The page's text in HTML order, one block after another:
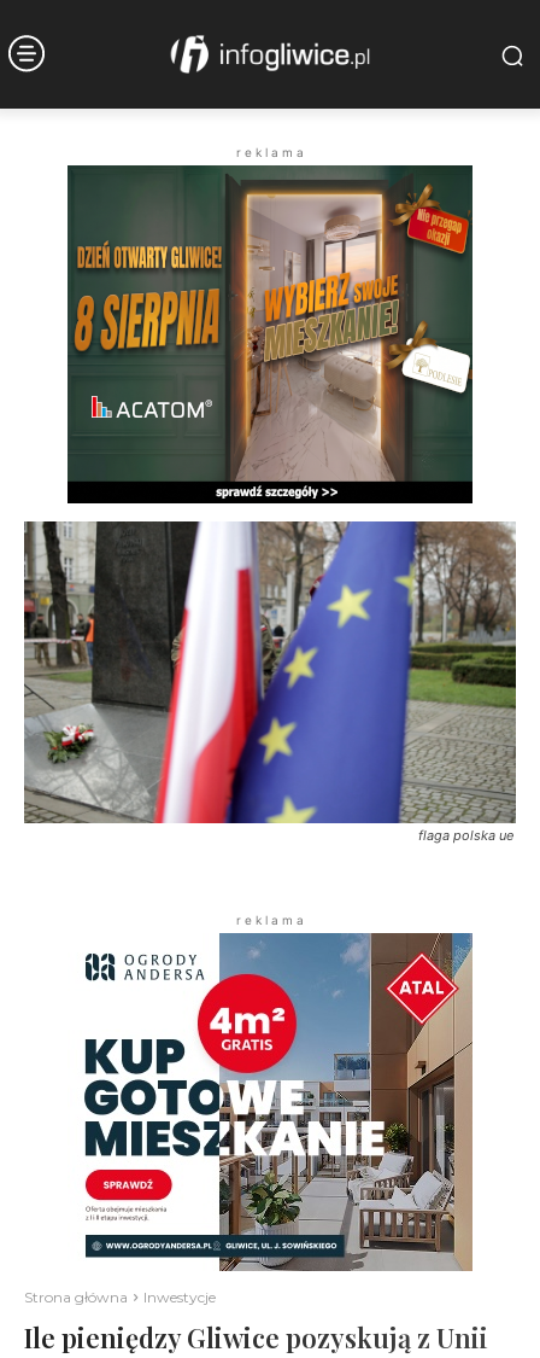
r e k l a m a
flaga polska ue
r e k l a m a
Strona główna Inwestycje
Ile pieniędzy Gliwice pozyskują z Unii